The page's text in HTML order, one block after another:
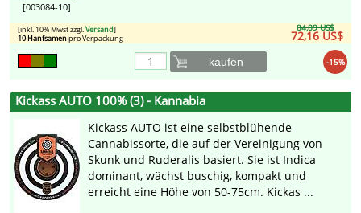
[003084-10]
84,89 US$
72,16 US$
[inkl. 10% Mwst zzgl.Versand]
10 Hanfsamenpro Verpackung
-15%
kaufen
Kickass AUTO 100% (3) - Kannabia
Kickass AUTO ist eine selbstblühende
Cannabissorte, die auf der Vereinigung von
Skunk und Ruderalis basiert. Sie ist Indica
dominant, wächst buschig, kompakt und
erreicht eine Höhe von 50-75cm. Kickas ...